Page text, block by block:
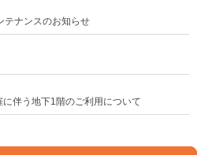
ナンスのお知らせ
に伴う地下1階のご利用について